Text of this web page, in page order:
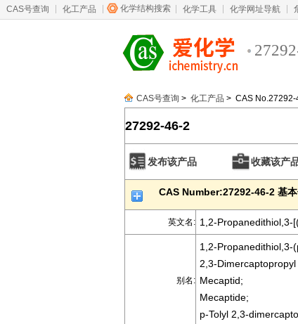
CAS号查询 化工产品 化学结构搜索 化学工具 化学网址导航
CAS号查询 > 化工产品 > CAS No.27292-
27292-46-2
发布该产品 收藏该产
CAS Number:27292-46-2 基
英文名: 1,2-Propanedithiol,3-
别名:
1,2-Propanedithiol,3-
2,3-
Mecaptid;
Mecaptide;
p-Tolyl 2,3-